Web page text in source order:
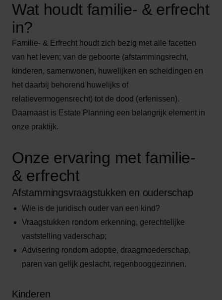
Wat houdt familie- & erfrecht
in?
Familie- & Erfrecht houdt zich bezig met alle facetten
van het leven; van de geboorte (afstammingsrecht,
kinderen, samenwonen, huwelijken en scheidingen en
het daarbij behorend huwelijks of
relatievermogensrecht) tot de dood (erfenissen).
Daarnaast is Estate Planning een belangrijk element in
onze praktijk.
Onze ervaring met familie-
& erfrecht
Afstammingsvraagstukken en ouderschap
Wie is de juridisch ouder van een kind?
Vraagstukken rondom erkenning, gerechtelijke
vaststelling vaderschap;
Advisering rondom adoptie, draagmoederschap,
paren van gelijk geslacht, regenbooggezinnen.
Kinderen